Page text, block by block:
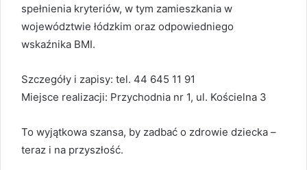
spełnienia kryteriów, w tym zamieszkania w
województwie łódzkim oraz odpowiedniego
wskaźnika BMI.
Szczegóły i zapisy: tel. 44 645 11 91
Miejsce realizacji: Przychodnia nr 1, ul. Kościelna 3
To wyjątkowa szansa, by zadbać o zdrowie dziecka –
teraz i na przyszłość.